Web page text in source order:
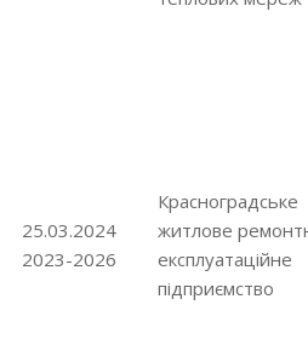
25.03.2024
2023-2026
Красноградське
житлове
експлуатаційне
підприємство